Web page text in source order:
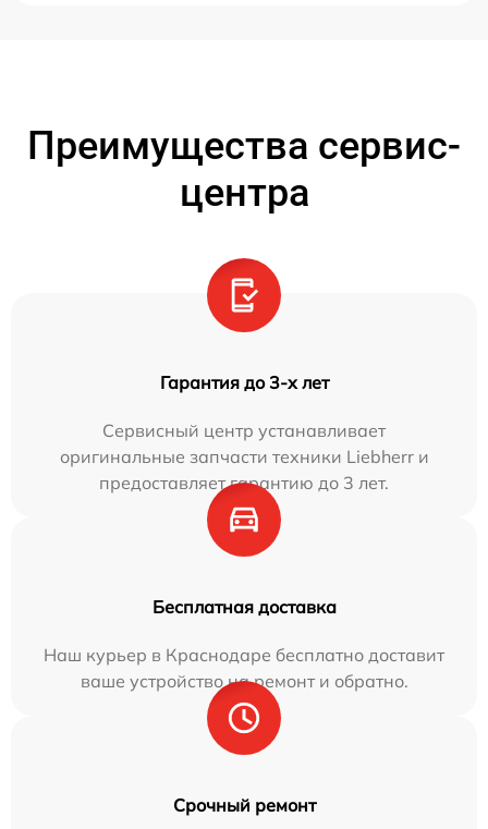
Преимущества сервис-
центра
Гарантия до 3-х лет
Сервисный центр устанавливает
оригинальные запчасти техники Liebherr и
предоставляет гарантию до 3 лет.
Бесплатная доставка
Наш курьер в Краснодаре бесплатно доставит
ваше устройство на ремонт и обратно.
Срочный ремонт